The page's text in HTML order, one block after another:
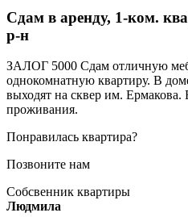
Сдам в аренду, 1-ком.
р-н
ЗАЛОГ 5000 Сдам отличную
однокомнатную квартиру. В
выходят на сквер им. Ермакова.
проживания.
Понравилась квартира?
Позвоните нам
Собсвенник квартиры
Людмила